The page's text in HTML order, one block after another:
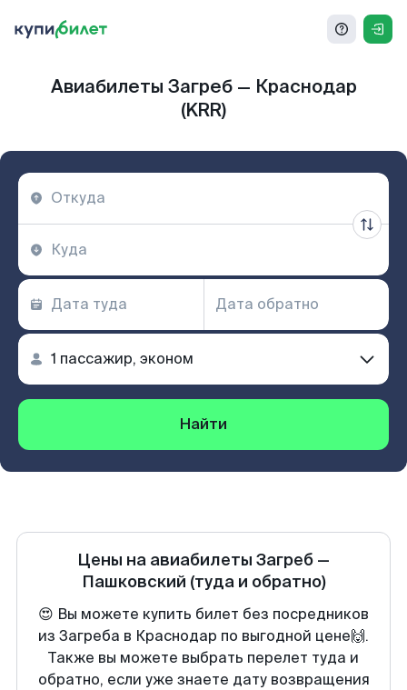
Авиабилеты Загреб — Краснодар
(KRR)
Найти
Цены на авиабилеты Загреб —
Пашковский (туда и обратно)
😍 Вы можете купить билет без посредников
из Загреба в Краснодар по выгодной цене🙌.
Также вы можете выбрать перелет туда и
обратно, если уже знаете дату возвращения